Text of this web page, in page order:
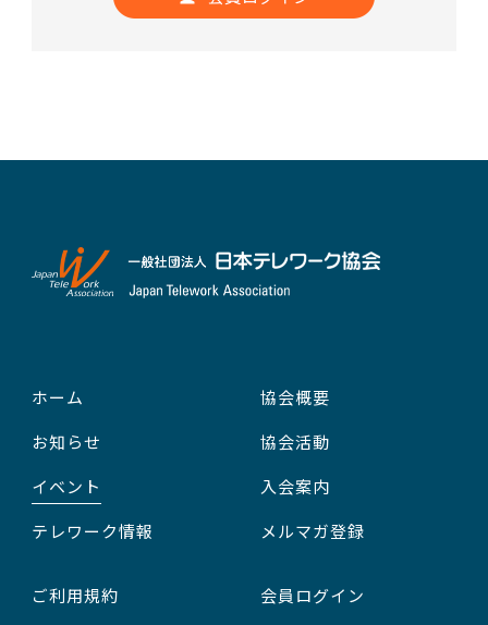
ホーム
お知らせ
イベント
テレワーク情報
協会概要
協会活動
入会案内
メルマガ登録
ご利用規約 会員ログイン